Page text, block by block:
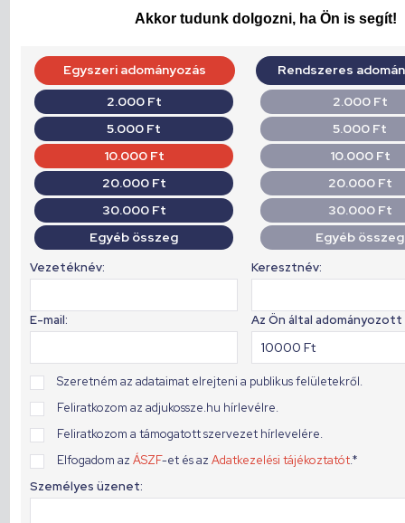
Akkor tudunk dolgozni, ha Ön is segít!